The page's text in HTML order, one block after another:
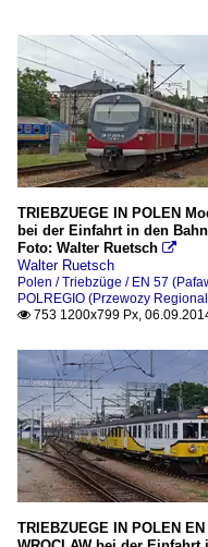
TRIEBZUEGE IN POLEN
bei der Einfahrt in den
Foto: Walter Ruetsch 
Walter Ruetsch
Polen / Triebzüge / EN 57
POLREGIO (Przewozy
 753 1200x799 Px,
TRIEBZUEGE IN POLEN